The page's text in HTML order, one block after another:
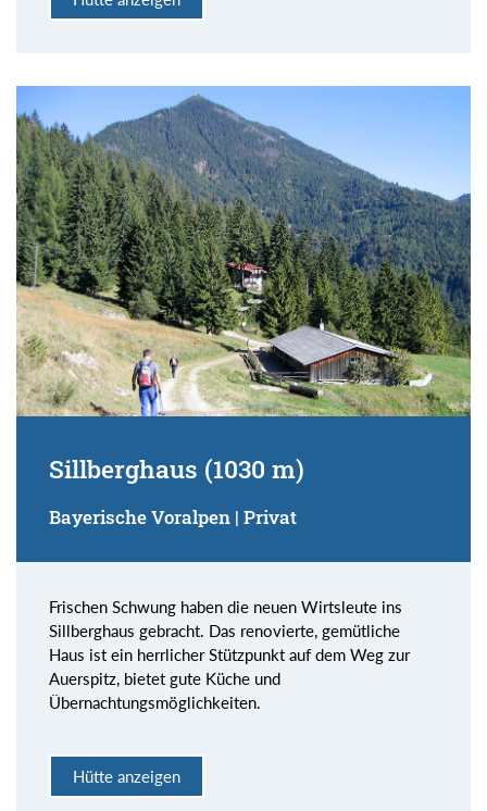
Sillberghaus (1030 m)
Bayerische Voralpen | Privat
Frischen Schwung haben die neuen Wirtsleute ins
Sillberghaus gebracht. Das renovierte, gemütliche
Haus ist ein herrlicher Stützpunkt auf dem Weg zur
Auerspitz, bietet gute Küche und
Übernachtungsmöglichkeiten.
Hütte anzeigen